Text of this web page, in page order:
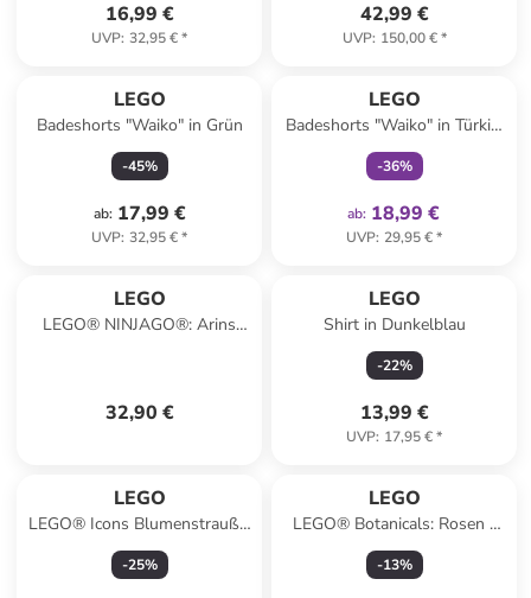
16,99 €
UVP: 32,95 €*
42,99 €
UVP: 150,00 €*
LEGO
Badeshorts "Waiko" in Grün
-45%
ab: 17,99 €
UVP: 32,95 €*
LEGO
Badeshorts "Waiko" in Türkis/
Rot
-36%
ab: 18,99 €
UVP: 29,95 €*
LEGO
LEGO® NINJAGO®: Arins
32,90 €
LEGO
Shirt in Dunkelblau
-22%
13,99 €
UVP: 17,95 €*
LEGO
LEGO® Icons Blumenstrauß -
ab 18 Jahren
-25%
LEGO
LEGO® Botanicals: Rosen -
ab 8 Jahren
-13%